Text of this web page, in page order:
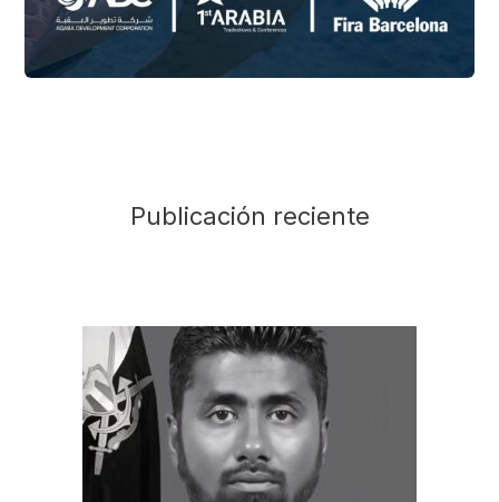
Publicación reciente